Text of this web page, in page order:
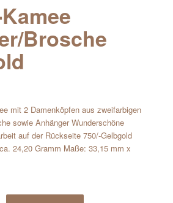
Brosche
mit 2 Damenköpfen aus zweifarbigen
sowie Anhänger Wunderschöne
auf der Rückseite 750/-Gelbgold
24,20 Gramm Maße: 33,15 mm x